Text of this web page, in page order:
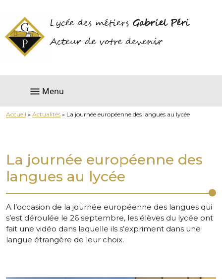
Lycée des métiers Gabriel Péri
Acteur de votre devenir
Menu
Accueil » Actualités » La journée européenne des langues au lycée
La journée européenne des
langues au lycée
A l’occasion de la journée européenne des langues qui
s’est déroulée le 26 septembre, les élèves du lycée ont
fait une vidéo dans laquelle ils s’expriment dans une
langue étrangère de leur choix.